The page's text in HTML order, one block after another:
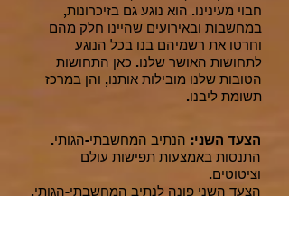
חבוי מעינינו. הוא נוגע גם בזיכרונות,
במחשבות ובאירועים שהיינו חלק מהם
וחרטו את רשמיהם בנו בכל הנוגע
לתחושות האושר שלנו. כאן התחושות
הטובות שלנו מובילות אותנו, והן במרכז
תשומת ליבנו.
הצעד השני: הנתיב המחשבתי-הגותי.
התנסות באמצעות תפישות עולם
וציטוטים.
הצעד השני פונה לנתיב המחשבתי-הגותי.